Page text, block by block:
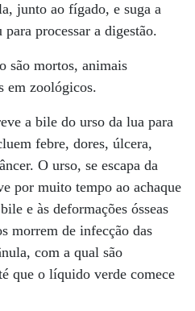
junto ao fígado, e suga a
processar a digestão.
são mortos, animais
em zoológicos.
a bile do urso da lua para
febre, dores, úlcera,
O urso, se escapa da
por muito tempo ao achaque
e às deformações ósseas
morrem de infecção das
com a qual são
que o líquido verde comece